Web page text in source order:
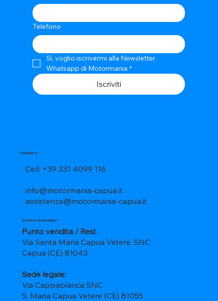
CONTATTI
Cell: +39 331 4099 116
info@motormania-capua.it
assistenza@motormania-capua.it
DOVE CI TROVIAMO?
Punto vendita / Resi:
Via Santa Maria Capua Vetere, SNC
Capua (CE) 81043
Sede legale:
Via Cappabianca SNC
S. Maria Capua Vetere (CE) 81055
Telefono
Si, voglio iscrivermi alla Newsletter
Whatsapp di Motormania *
Iscriviti